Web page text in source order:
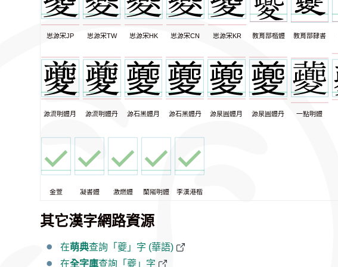
思源宋JP 思源宋TW 思源宋HK 思源宋CN 思源宋KR 教育部楷體 教育部隸書
源流明體月 源流明體丹 源石黑體月 源石黑體丹 源泉圓體月 源泉圓體丹 一點明體
金萱 凝書體 激燃體 蘭陽明體 李漢港楷
其它漢字網路資源
在萌典查詢「夔」字 (華語)
在全字庫查詢「夔」字